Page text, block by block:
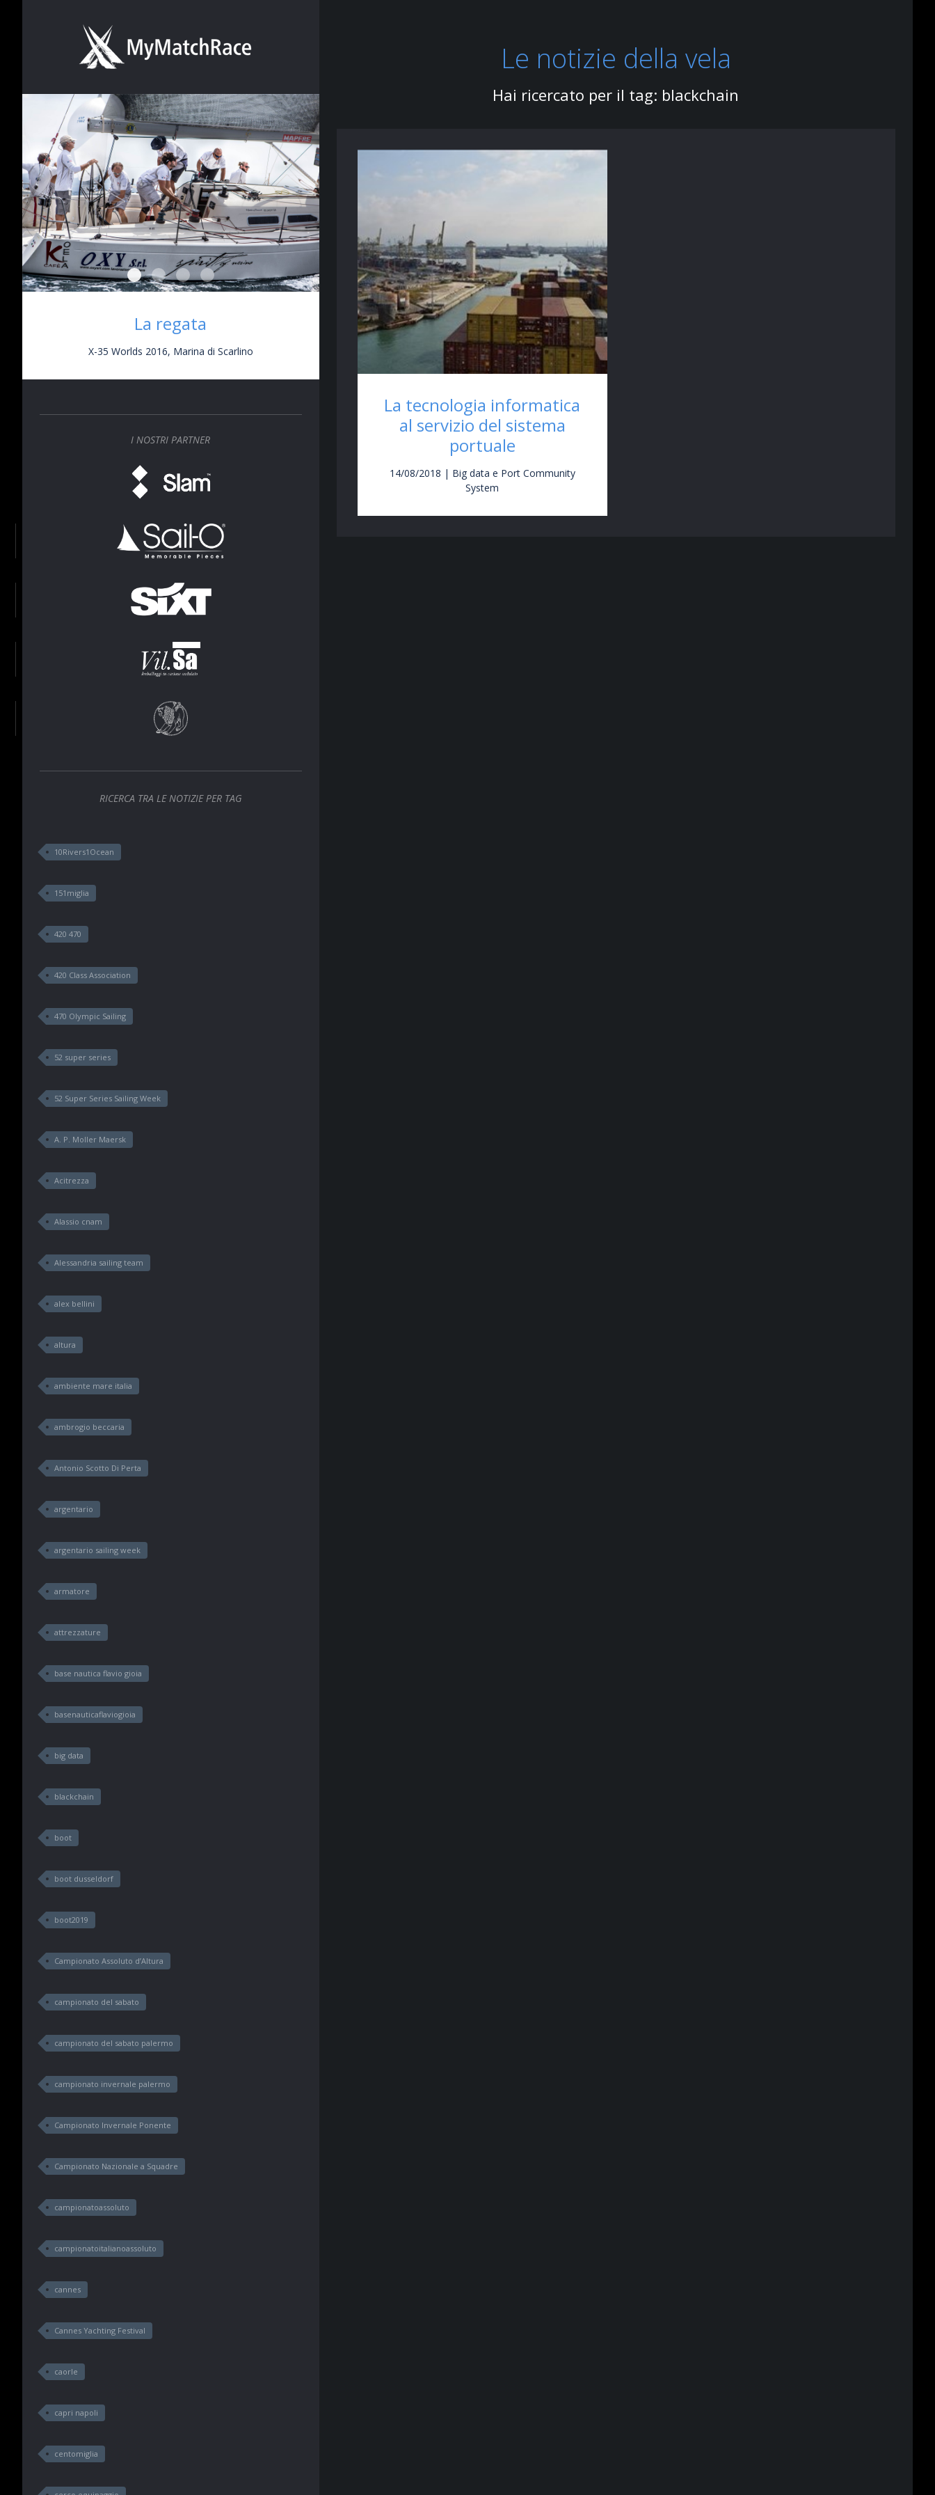
La regata
X-35 Worlds 2016, Marina di Scarlino
I NOSTRI PARTNER
RICERCA TRA LE NOTIZIE PER TAG
10Rivers1Ocean
151miglia
420 470
420 Class Association
470 Olympic Sailing
52 super series
52 Super Series Sailing Week
A. P. Moller Maersk
Acitrezza
Alassio cnam
Alessandria sailing team
alex bellini
altura
ambiente mare italia
ambrogio beccaria
Antonio Scotto Di Perta
argentario
argentario sailing week
armatore
attrezzature
base nautica flavio gioia
basenauticaflaviogioia
big data
blackchain
boot
boot dusseldorf
boot2019
Campionato Assoluto d’Altura
campionato del sabato
campionato del sabato palermo
campionato invernale palermo
Campionato Invernale Ponente
Campionato Nazionale a Squadre
campionatoassoluto
campionatoitalianoassoluto
cannes
Cannes Yachting Festival
caorle
capri napoli
centomiglia
Le notizie della vela
Hai ricercato per il tag: blackchain
La tecnologia informatica
al servizio del sistema
portuale
14/08/2018 | Big data e Port Community
System